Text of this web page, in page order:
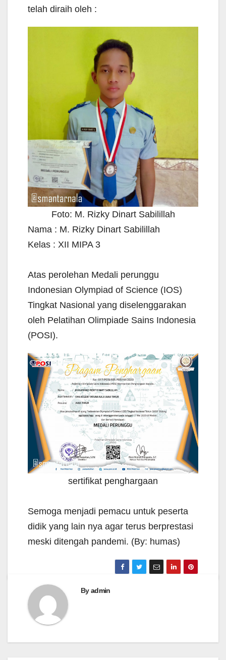
telah diraih oleh :
Foto: M. Rizky Dinart Sabilillah
Nama : M. Rizky Dinart Sabilillah
Kelas : XII MIPA 3
Atas perolehan Medali perunggu
Indonesian Olympiad of Science (IOS)
Tingkat Nasional yang diselenggarakan
oleh Pelatihan Olimpiade Sains Indonesia
(POSI).
sertifikat penghargaan
Semoga menjadi pemacu untuk peserta
didik yang lain nya agar terus berprestasi
meski ditengah pandemi. (By: humas)
Byadmin